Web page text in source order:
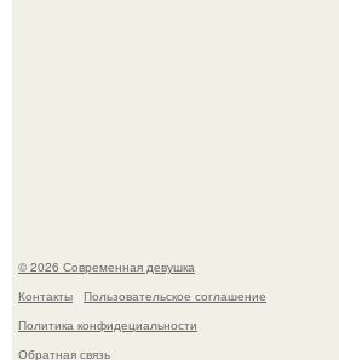
© 2026 Современная девушка
Контакты
Пользовательское соглашение
Политика конфидециальности
Обратная связь